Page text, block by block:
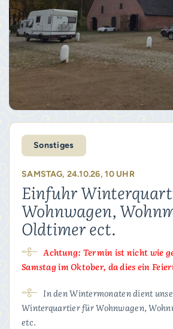
Sonstiges
SAMSTAG, 24.10.26, 10 UHR
Einfuhr
Wohnwagen,
Oldtimer ect.
Achtung: Termin ist nicht wie
Samstag im Oktober, da dies ein
In den Wintermonaten dient
Winterquartier für Wohnwagen,
etc.